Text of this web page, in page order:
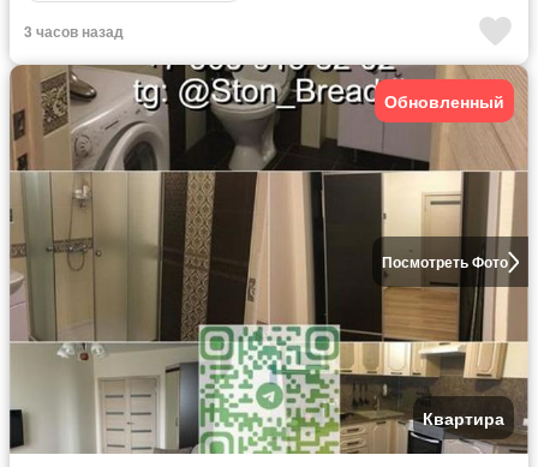
3 часов назад
Посмотреть Фото
Обновленный
Квартира